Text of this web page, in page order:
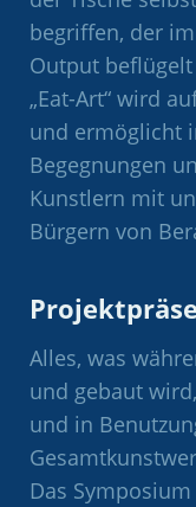
begriffen, der
Output
„Eat-Art“ wird
und ermöglicht
Begegnungen
Kunstlern mit
Bürgern von
Alles, was
und gebaut
und in
Das